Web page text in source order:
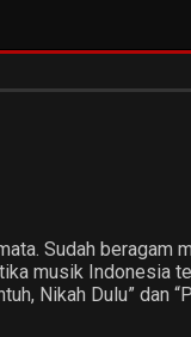
Sudah beragam
musik Indonesia
Nikah Dulu” dan